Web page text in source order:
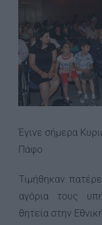
Έγινε σήμερα
Πάφο
Τιμήθηκαν
αγόρια τους
θητεία στην